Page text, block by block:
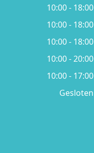
10:00 - 18:00
10:00 - 18:00
10:00 - 18:00
10:00 - 20:00
10:00 - 17:00
Gesloten